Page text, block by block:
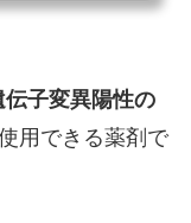
よって引き起こされる病気が
伝子変異陽性の
用できる薬剤で